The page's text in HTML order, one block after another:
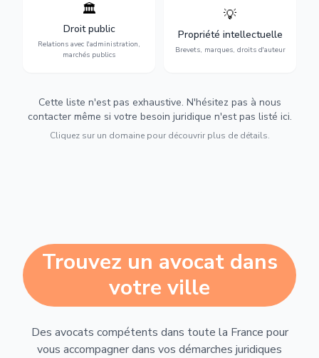
🏛️
Droit public
Relations avec l'administration,
marchés publics
Gestion de vos relations
avec l'administration :
marchés publics,
urbanisme et contentieux.
💡
Propriété intellectuelle
Brevets, marques, droits d'auteur
Protection de vos créations
d'auteur et lutte contre la
contrefaçon.
Cette liste n'est pas exhaustive. N'hésitez pas à nous
contacter même si votre besoin juridique n'est pas listé ici.
Cliquez sur un domaine pour découvrir plus de détails.
Trouvez un avocat dans
votre ville
Des avocats compétents dans toute la France pour
vous accompagner dans vos démarches juridiques